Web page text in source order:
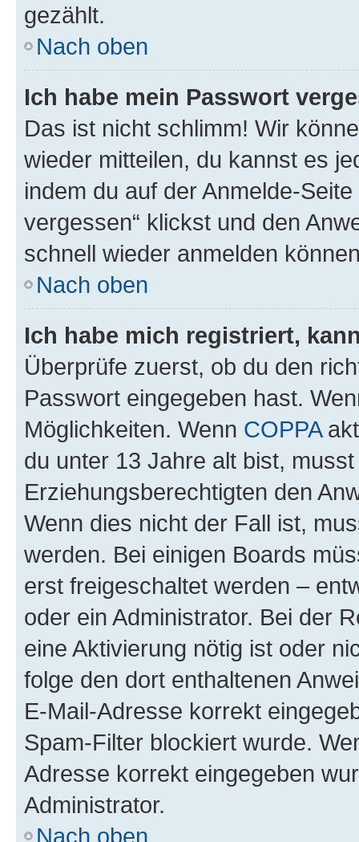
gezählt.
Nach oben
Ich habe mein Passwort
Das ist nicht schlimm! Wir
wieder mitteilen, du kannst es
indem du auf der Anmelde-
vergessen“ klickst und den
schnell wieder anmelden
Nach oben
Ich habe mich registriert,
Überprüfe zuerst, ob du den
Passwort eingegeben hast.
Möglichkeiten. Wenn COPPA
du unter 13 Jahre alt bist,
Erziehungsberechtigten den
Wenn dies nicht der Fall ist,
werden. Bei einigen Boards
erst freigeschaltet werden –
oder ein Administrator. Bei der
eine Aktivierung nötig ist oder
folge den dort enthaltenen
E-Mail-Adresse korrekt
Spam-Filter blockiert wurde.
Adresse korrekt eingegeben
Administrator.
Nach oben